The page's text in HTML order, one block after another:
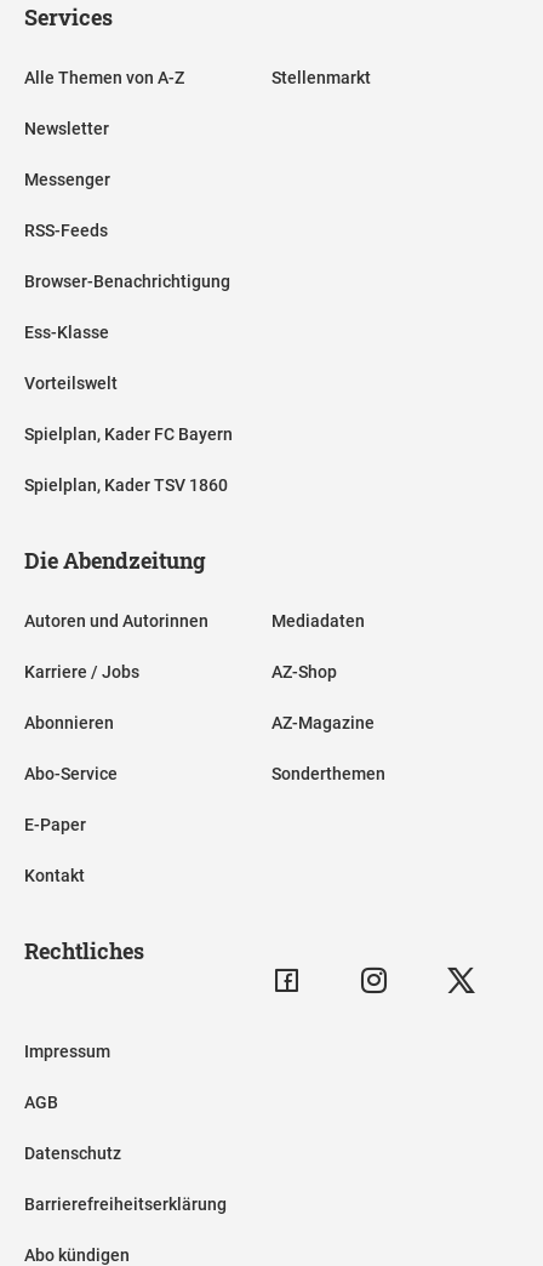
Services
Alle Themen von A-Z
Newsletter
Messenger
RSS-Feeds
Browser-Benachrichtigung
Ess-Klasse
Vorteilswelt
Spielplan, Kader FC Bayern
Spielplan, Kader TSV 1860
Stellenmarkt
Die Abendzeitung
Autoren und Autorinnen
Karriere / Jobs
Abonnieren
Abo-Service
E-Paper
Kontakt
Mediadaten
AZ-Shop
AZ-Magazine
Sonderthemen
Rechtliches
Impressum
AGB
Datenschutz
Barrierefreiheitserklärung
Abo kündigen